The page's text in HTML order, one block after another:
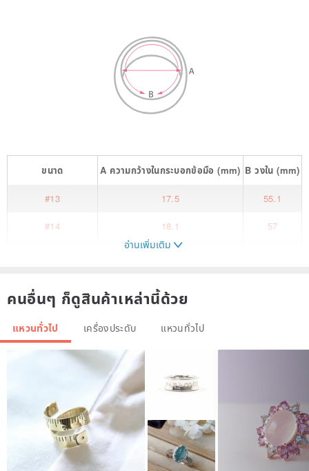
ขนาด A ความกว้างในกระบอกข้อมือ (mm) Bวงใน (mm)
#13 17.5 55.1
#14 18.1 57
Ring of Life - Deer Bone
"Live as if you were to die tomorrow. Learn as if you were to live
forever." But does this represent the end?
Within every desolate scene,
a tiny seed of hope is carried.
Even within the bleached deer bone,
a symbol of new life can emerge.
อ่านเพิ่มเติม
คนอื่นๆ ก็ดูสินค้าเหล่านี้ด้วย
แหวนทั่วไป เครื่องประดับ แหวนทั่วไป